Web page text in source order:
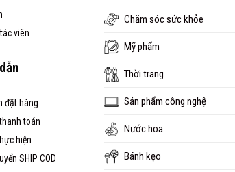
viên
đặt hàng
toán
hiện
SHIP COD
Chăm sóc sức khỏe
Mỹ phẩm
Thời trang
Sản phẩm công nghệ
Nước hoa
Bánh kẹo